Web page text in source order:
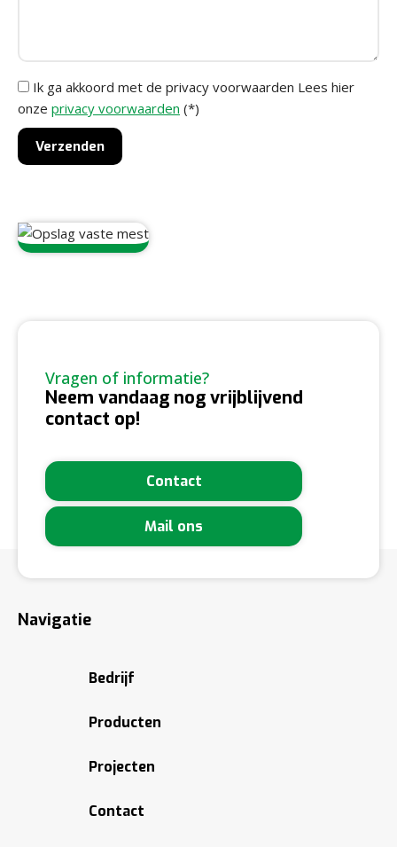
Ik ga akkoord met de privacy voorwaarden Lees hier
onze privacy voorwaarden (*)
Vragen of informatie?
Neem vandaag nog vrijblijvend
contact op!
Contact
Mail ons
Navigatie
Bedrijf
Producten
Projecten
Contact